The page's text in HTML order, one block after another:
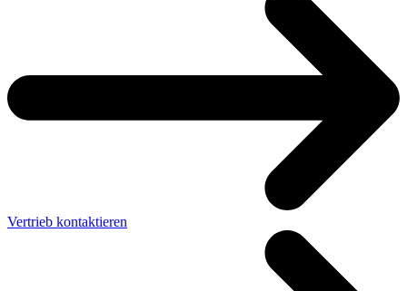
Vertrieb kontaktieren